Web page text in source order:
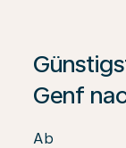
Genf
Ab